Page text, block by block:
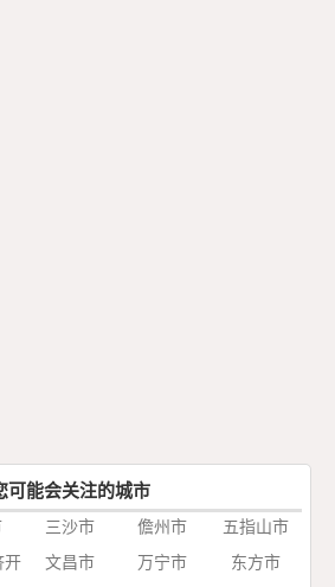
可能会关注的城市
三沙市 儋州市
五指山市
开 文昌市 万宁市 东方市